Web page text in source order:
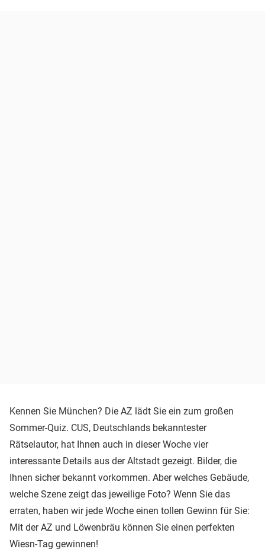
Kennen Sie München? Die AZ lädt Sie ein zum großen
Sommer-Quiz. CUS, Deutschlands bekanntester
Rätselautor, hat Ihnen auch in dieser Woche vier
interessante Details aus der Altstadt gezeigt. Bilder, die
Ihnen sicher bekannt vorkommen. Aber welches Gebäude,
welche Szene zeigt das jeweilige Foto? Wenn Sie das
erraten, haben wir jede Woche einen tollen Gewinn für Sie:
Mit der AZ und Löwenbräu können Sie einen perfekten
Wiesn-Tag gewinnen!